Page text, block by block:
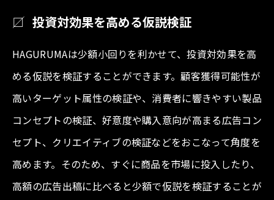
投資対効果を高める仮説検証
HAGURUMAは少額小回りを利かせて、投資対効果を高
める仮説を検証することができます。顧客獲得可能性が
高いターゲット属性の検証や、消費者に響きやすい製品
コンセプトの検証、好意度や購入意向が高まる広告コン
セプト、クリエイティブの検証などをおこなって角度を
高めます。そのため、すぐに商品を市場に投入したり、
高額の広告出稿に比べると少額で仮説を検証することが